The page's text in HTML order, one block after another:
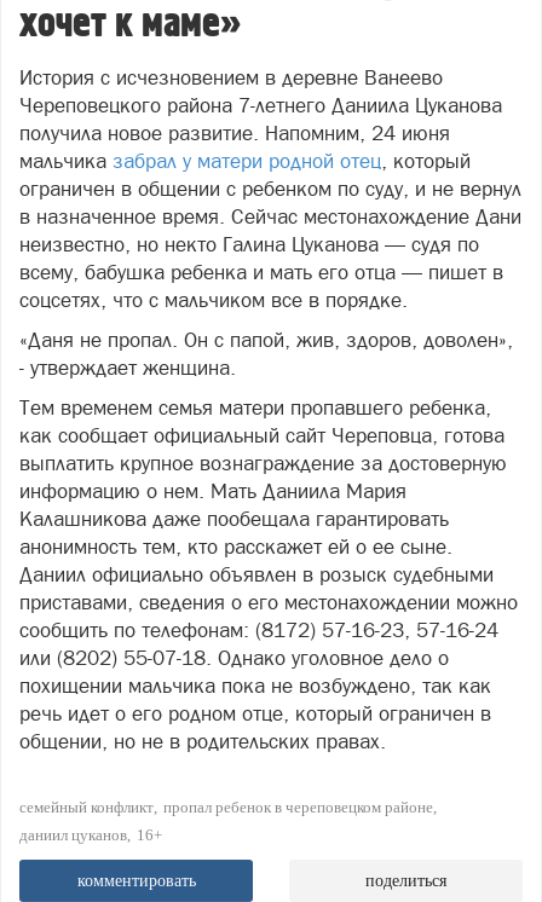
хочет к маме»
История с исчезновением в деревне Ванеево
Череповецкого района 7-летнего Даниила Цуканова
получила новое развитие. Напомним, 24 июня
мальчика забрал у матери родной отец, который
ограничен в общении с ребенком по суду, и не вернул
в назначенное время. Сейчас местонахождение Дани
неизвестно, но некто Галина Цуканова — судя по
всему, бабушка ребенка и мать его отца — пишет в
соцсетях, что с мальчиком все в порядке.
«Даня не пропал. Он с папой, жив, здоров, доволен»,
- утверждает женщина.
Тем временем семья матери пропавшего ребенка,
как сообщает официальный сайт Череповца, готова
выплатить крупное вознаграждение за достоверную
информацию о нем. Мать Даниила Мария
Калашникова даже пообещала гарантировать
анонимность тем, кто расскажет ей о ее сыне.
Даниил официально объявлен в розыск судебными
приставами, сведения о его местонахождении можно
сообщить по телефонам: (8172) 57-16-23, 57-16-24
или (8202) 55-07-18. Однако уголовное дело о
похищении мальчика пока не возбуждено, так как
речь идет о его родном отце, который ограничен в
общении, но не в родительских правах.
семейный конфликт пропал ребенок в череповецком районе
даниил цуканов 16+
комментировать поделиться